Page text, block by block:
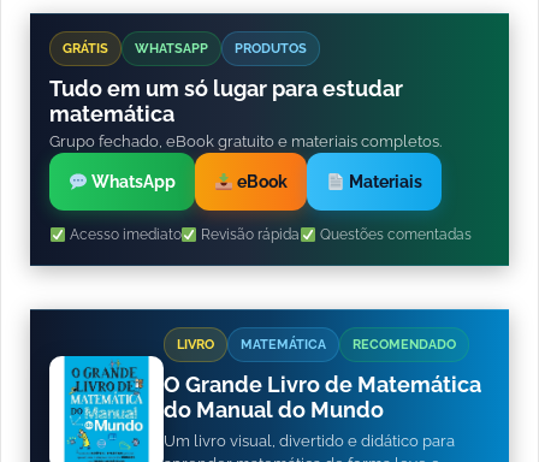
GRÁTIS WHATSAPP PRODUTOS
Tudo em um só lugar para estudar
matemática
Grupo fechado, eBook gratuito e materiais completos.
WhatsApp eBook Materiais
Acesso imediato Revisão rápida Questões comentadas
LIVRO MATEMÁTICA RECOMENDADO
O Grande Livro de Matemática
do Manual do Mundo
Um livro visual, divertido e didático para